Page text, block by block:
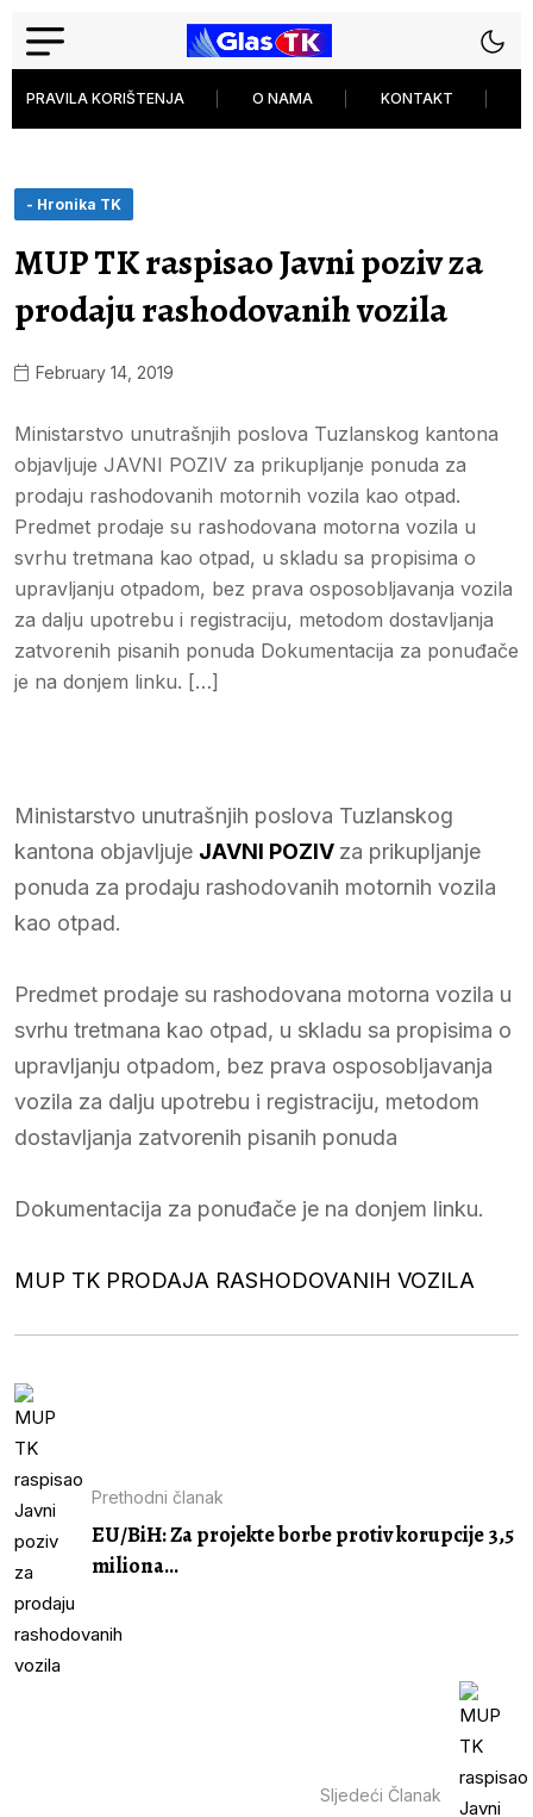
PRAVILA KORIŠTENJA O NAMA KONTAKT
- Hronika TK
MUP TK raspisao Javni poziv za
prodaju rashodovanih vozila
February 14, 2019
Ministarstvo unutrašnjih poslova Tuzlanskog kantona
objavljuje JAVNI POZIV za prikupljanje ponuda za
prodaju rashodovanih motornih vozila kao otpad.
Predmet prodaje su rashodovana motorna vozila u
svrhu tretmana kao otpad, u skladu sa propisima o
upravljanju otpadom, bez prava osposobljavanja vozila
za dalju upotrebu i registraciju, metodom dostavljanja
zatvorenih pisanih ponuda Dokumentacija za ponuđače
je na donjem linku. […]
Ministarstvo unutrašnjih poslova Tuzlanskog
kantona objavljuje JAVNI POZIV za prikupljanje
ponuda za prodaju rashodovanih motornih vozila
kao otpad.
Predmet prodaje su rashodovana motorna vozila u
svrhu tretmana kao otpad, u skladu sa propisima o
upravljanju otpadom, bez prava osposobljavanja
vozila za dalju upotrebu i registraciju, metodom
dostavljanja zatvorenih pisanih ponuda
Dokumentacija za ponuđače je na donjem linku.
MUP TK PRODAJA RASHODOVANIH VOZILA
Prethodni članak
EU/BiH: Za projekte borbe protiv korupcije 3,5
miliona...
Sljedeći Članak